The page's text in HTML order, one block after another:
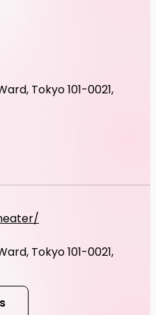
Tokyo 101-0021,
Tokyo 101-0021,